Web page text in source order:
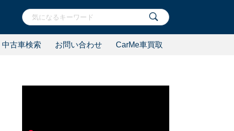
中古車検索 お問い合わせ CarMe車買取